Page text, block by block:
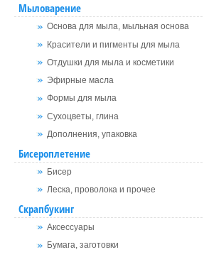
Мыловарение
Основа для мыла, мыльная основа
Красители и пигменты для мыла
Отдушки для мыла и косметики
Эфирные масла
Формы для мыла
Сухоцветы, глина
Дополнения, упаковка
Бисероплетение
Бисер
Леска, проволока и прочее
Скрапбукинг
Аксессуары
Бумага, заготовки